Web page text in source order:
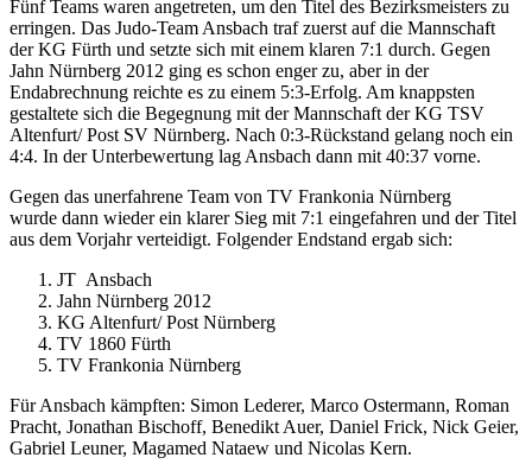
Fünf Teams waren angetreten, um den Titel des Bezirksmeisters zu
erringen. Das Judo-Team Ansbach traf zuerst auf die Mannschaft
der KG Fürth und setzte sich mit einem klaren 7:1 durch. Gegen
Jahn Nürnberg 2012 ging es schon enger zu, aber in der
Endabrechnung reichte es zu einem 5:3-Erfolg. Am knappsten
gestaltete sich die Begegnung mit der Mannschaft der KG TSV
Altenfurt/ Post SV Nürnberg. Nach 0:3-Rückstand gelang noch ein
4:4. In der Unterbewertung lag Ansbach dann mit 40:37 vorne.
Gegen das unerfahrene Team von TV Frankonia Nürnberg
wurde dann wieder ein klarer Sieg mit 7:1 eingefahren und der Titel
aus dem Vorjahr verteidigt. Folgender Endstand ergab sich:
JT Ansbach
Jahn Nürnberg 2012
KG Altenfurt/ Post Nürnberg
TV 1860 Fürth
TV Frankonia Nürnberg
Für Ansbach kämpften: Simon Lederer, Marco Ostermann, Roman
Pracht, Jonathan Bischoff, Benedikt Auer, Daniel Frick, Nick Geier,
Gabriel Leuner, Magamed Nataew und Nicolas Kern.